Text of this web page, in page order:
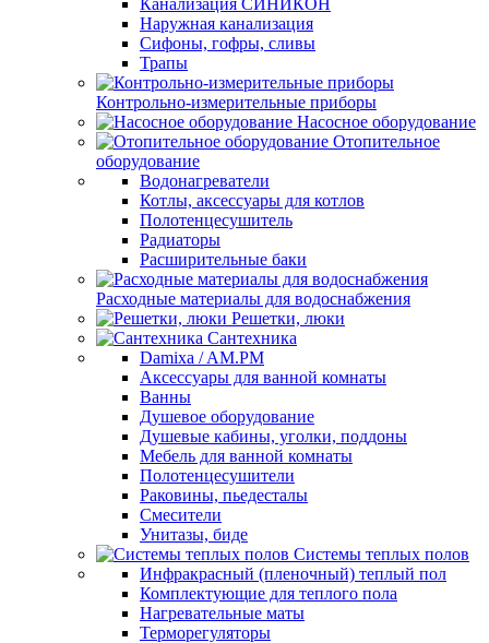
Канализация СИНИКОН
Наружная канализация
Сифоны, гофры, сливы
Трапы
Контрольно-измерительные приборы
Насосное оборудование
Отопительное
оборудование
Водонагреватели
Котлы, аксессуары для котлов
Полотенцесушитель
Радиаторы
Расширительные баки
Расходные материалы для водоснабжения
Решетки, люки
Сантехника
Damixa / AM.PM
Аксессуары для ванной комнаты
Ванны
Душевое оборудование
Душевые кабины, уголки, поддоны
Мебель для ванной комнаты
Полотенцесушители
Раковины, пьедесталы
Смесители
Унитазы, биде
Системы теплых полов
Инфракрасный (пленочный) теплый пол
Комплектующие для теплого пола
Нагревательные маты
Терморегуляторы